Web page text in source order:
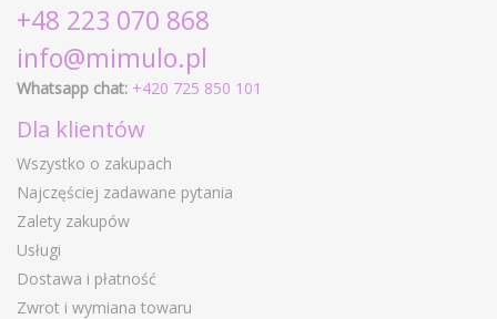
+48 223 070 868
info@mimulo.pl
Whatsapp chat: +420 725 850 101
Dla klientów
Wszystko o zakupach
Najczęściej zadawane pytania
Zalety zakupów
Usługi
Dostawa i płatność
Zwrot i wymiana towaru